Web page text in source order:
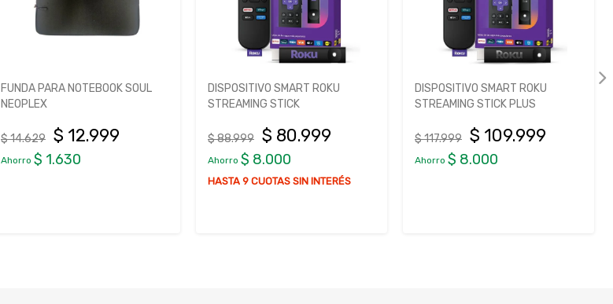
FUNDA PARA NOTEBOOK SOUL
NEOPLEX
$ 14.629 $ 12.999
Ahorro $ 1.630
DISPOSITIVO SMART ROKU
STREAMING STICK
$ 88.999 $ 80.999
Ahorro $ 8.000
HASTA 9 CUOTAS SIN INTERÉS
DISPOSITIVO SMART ROKU
STREAMING STICK PLUS
$ 117.999 $ 109.999
Ahorro $ 8.000